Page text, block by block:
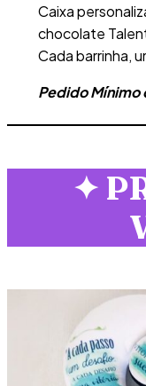
Caixa
chocolate
Cada barrinha,
Pedido Mínimo
✦